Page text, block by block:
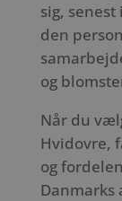
sig,
den
og
Når du
Hvidovre,
og